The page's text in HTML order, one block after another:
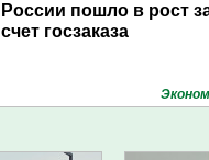
России пошло в рост
счет госзаказа